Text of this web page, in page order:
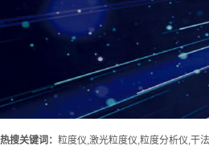
热搜关键词： 粒度仪,激光粒度仪,粒度分析仪,干